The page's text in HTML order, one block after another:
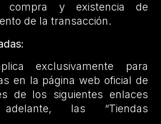
compra y existencia de
de la transacción.
exclusivamente para
en la página web oficial de
de los siguientes enlaces
las “Tiendas